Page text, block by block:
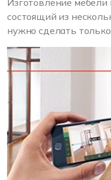
Изготовление мебели
состоящий из
нужно сделать только